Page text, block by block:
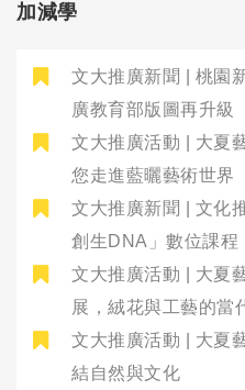
加減學
文大推廣新聞 | 桃園
廣教育部版圖再升級
文大推廣活動 | 大夏
您走進藍曬藝術世界
文大推廣新聞 | 文化
創生DNA」數位課程
文大推廣活動 | 大夏
展，絨花與工藝的當
文大推廣活動 | 大夏
結自然與文化